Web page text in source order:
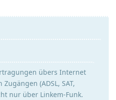
übers Internet
(ADSL, SAT,
nur über Linkem-Funk.